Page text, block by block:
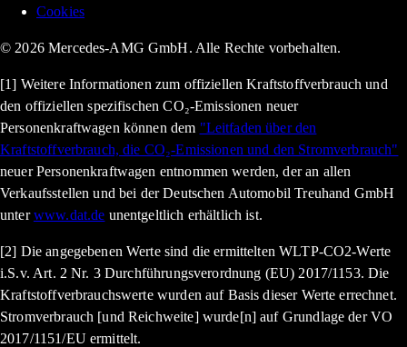
Cookies
© 2026 Mercedes-AMG GmbH. Alle Rechte vorbehalten.
[1] Weitere Informationen zum offiziellen Kraftstoffverbrauch und
den offiziellen spezifischen CO₂-Emissionen neuer
Personenkraftwagen können dem "Leitfaden über den
Kraftstoffverbrauch, die CO₂-Emissionen und den Stromverbrauch"
neuer Personenkraftwagen entnommen werden, der an allen
Verkaufsstellen und bei der Deutschen Automobil Treuhand GmbH
unterwww.dat.de unentgeltlich erhältlich ist.
[2] Die angegebenen Werte sind die ermittelten WLTP-CO2-Werte
i.S.v. Art. 2 Nr. 3 Durchführungsverordnung (EU) 2017/1153. Die
Kraftstoffverbrauchswerte wurden auf Basis dieser Werte errechnet.
Stromverbrauch [und Reichweite] wurde[n] auf Grundlage der VO
2017/1151/EU ermittelt.